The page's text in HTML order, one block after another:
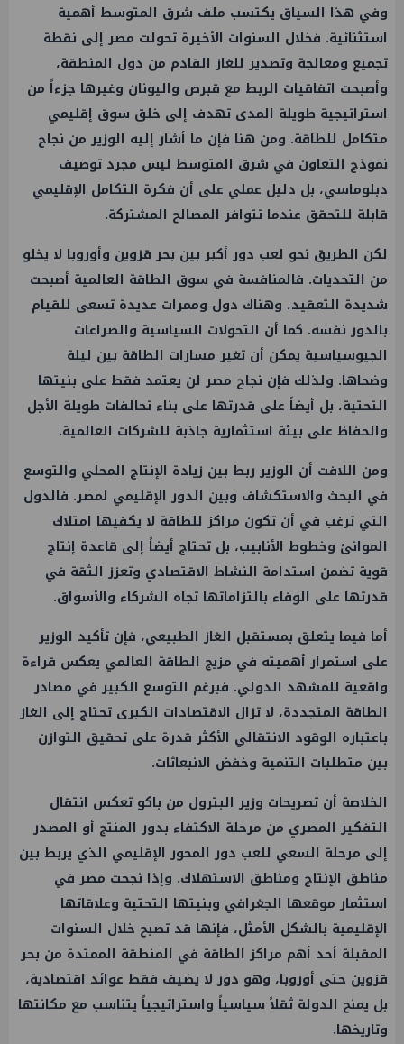
وفي هذا السياق يكتسب ملف شرق المتوسط أهمية
استثنائية. فخلال السنوات الأخيرة تحولت مصر إلى نقطة
تجميع ومعالجة وتصدير للغاز القادم من دول المنطقة،
وأصبحت اتفاقيات الربط مع قبرص واليونان وغيرها جزءاً من
استراتيجية طويلة المدى تهدف إلى خلق سوق إقليمي
متكامل للطاقة. ومن هنا فإن ما أشار إليه الوزير من نجاح
نموذج التعاون في شرق المتوسط ليس مجرد توصيف
دبلوماسي، بل دليل عملي على أن فكرة التكامل الإقليمي
قابلة للتحقق عندما تتوافر المصالح المشتركة.
لكن الطريق نحو لعب دور أكبر بين بحر قزوين وأوروبا لا يخلو
من التحديات. فالمنافسة في سوق الطاقة العالمية أصبحت
شديدة التعقيد، وهناك دول وممرات عديدة تسعى للقيام
بالدور نفسه. كما أن التحولات السياسية والصراعات
الجيوسياسية يمكن أن تغير مسارات الطاقة بين ليلة
وضحاها. ولذلك فإن نجاح مصر لن يعتمد فقط على بنيتها
التحتية، بل أيضاً على قدرتها على بناء تحالفات طويلة الأجل
والحفاظ على بيئة استثمارية جاذبة للشركات العالمية.
ومن اللافت أن الوزير ربط بين زيادة الإنتاج المحلي والتوسع
في البحث والاستكشاف وبين الدور الإقليمي لمصر. فالدول
التي ترغب في أن تكون مراكز للطاقة لا يكفيها امتلاك
الموانئ وخطوط الأنابيب، بل تحتاج أيضاً إلى قاعدة إنتاج
قوية تضمن استدامة النشاط الاقتصادي وتعزز الثقة في
قدرتها على الوفاء بالتزاماتها تجاه الشركاء والأسواق.
أما فيما يتعلق بمستقبل الغاز الطبيعي، فإن تأكيد الوزير
على استمرار أهميته في مزيج الطاقة العالمي يعكس قراءة
واقعية للمشهد الدولي. فبرغم التوسع الكبير في مصادر
الطاقة المتجددة، لا تزال الاقتصادات الكبرى تحتاج إلى الغاز
باعتباره الوقود الانتقالي الأكثر قدرة على تحقيق التوازن
بين متطلبات التنمية وخفض الانبعاثات.
الخلاصة أن تصريحات وزير البترول من باكو تعكس انتقال
التفكير المصري من مرحلة الاكتفاء بدور المنتج أو المصدر
إلى مرحلة السعي للعب دور المحور الإقليمي الذي يربط بين
مناطق الإنتاج ومناطق الاستهلاك. وإذا نجحت مصر في
استثمار موقعها الجغرافي وبنيتها التحتية وعلاقاتها
الإقليمية بالشكل الأمثل، فإنها قد تصبح خلال السنوات
المقبلة أحد أهم مراكز الطاقة في المنطقة الممتدة من بحر
قزوين حتى أوروبا، وهو دور لا يضيف فقط عوائد اقتصادية،
بل يمنح الدولة ثقلاً سياسياً واستراتيجياً يتناسب مع مكانتها
وتاريخها.